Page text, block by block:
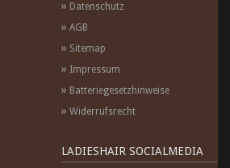
Datenschutz
AGB
Sitemap
Impressum
Batteriegesetzhinweise
Widerrufsrecht
LADIESHAIR SOCIALMEDIA